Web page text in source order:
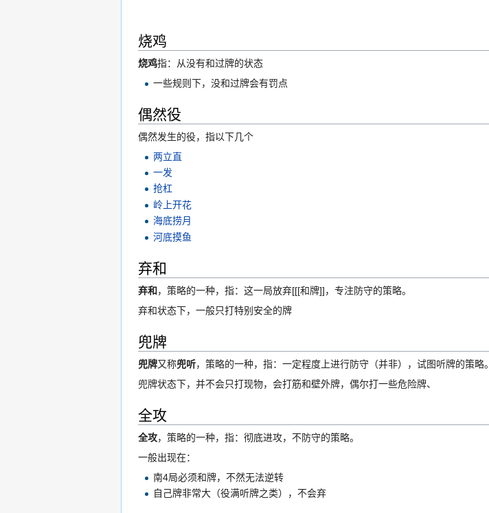
烧鸡
烧鸡指：从没有和过牌的状态
一些规则下，没和过牌会有罚点
偶然役
偶然发生的役，指以下几个
两立直
一发
抢杠
岭上开花
海底捞月
河底摸鱼
弃和
弃和，策略的一种，指：这一局放弃[[[和牌]]，专注防守的策略。
弃和状态下，一般只打特别安全的牌
兜牌
兜牌又称兜听，策略的一种，指：一定程度上进行防守（并非），试图听牌的策略。
兜牌状态下，并不会只打现物，会打筋和壁外牌，偶尔打一些危险牌、
全攻
全攻，策略的一种，指：彻底进攻，不防守的策略。
一般出现在：
南4局必须和牌，不然无法逆转
自己牌非常大（役满听牌之类），不会弃